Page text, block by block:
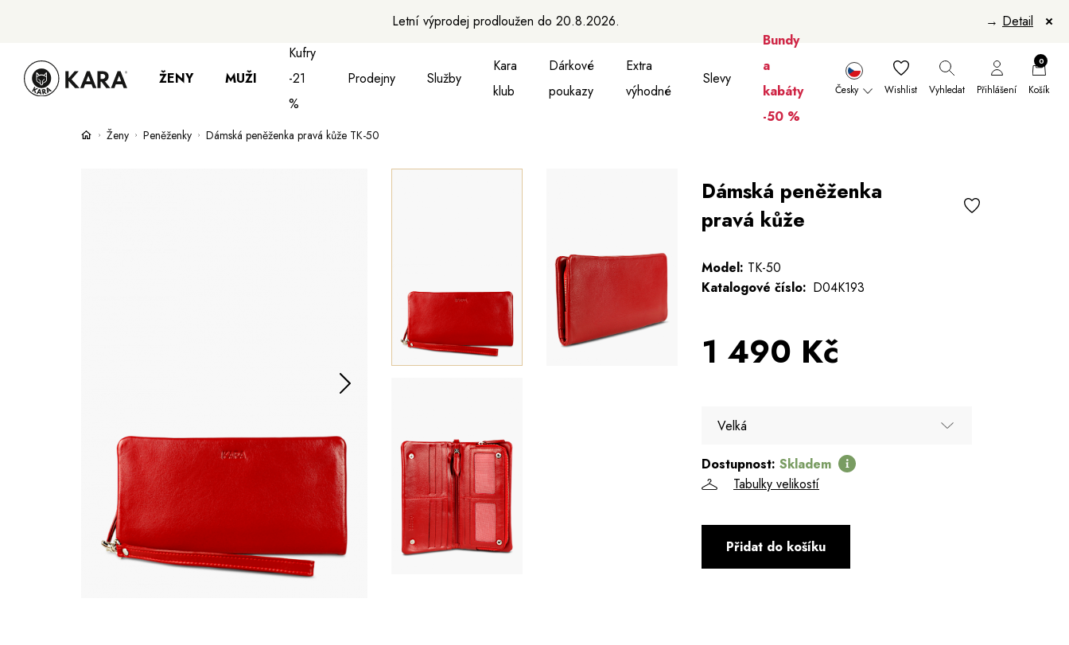
Letní výprodej prodloužen do 20.8.2026. → Detail
ŽENY
Bundy, kabáty a saka Sukně, vesty a košile
MUŽI
Bundy, kabáty a vesty
Kufry
-21
%
Prodejny Služby
Kara
klub
Dárkové
poukazy
Extra
výhodné
Slevy
Bundy
a
kabáty
-50 %
Česky Wishlist Vyhledat Přihlášení
0
Košík
Ženy Peněženky Dámská peněženka pravá kůže TK-50
Dámská peněženka
pravá kůže
Model: TK-50
Katalogové číslo: D04K193
1 490 Kč
Velká
Velká
Dostupnost: Skladem
Tabulky velikostí
Přidat do košíku